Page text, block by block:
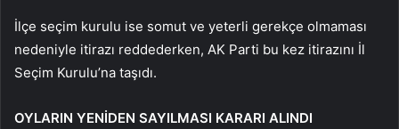
İlçe seçim kurulu ise somut ve yeterli gerekçe olmaması
nedeniyle itirazı reddederken, AK Parti bu kez itirazını İl
Seçim Kurulu’na taşıdı.
OYLARIN YENİDEN SAYILMASI KARARI ALINDI